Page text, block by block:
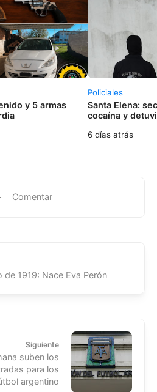
y 5 armas
Policiales
Santa Elena:
cocaína y
6 días atrás
Comentar
de 1919: Nace Eva Perón
Siguiente
suben los
para los
argentino